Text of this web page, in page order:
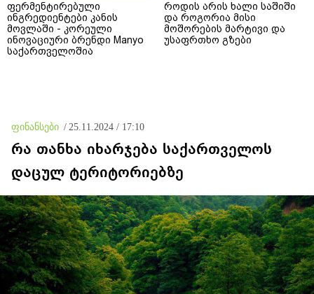
ფერმენტირებული
ინგრედიენტები კანის
მოვლაში - კორეული
ინოვაციური ბრენდი Manyo
საქართველოშია
როდის არის ხალი საშიში
და როგორია მისი
მოშორების მარტივი და
უსაფრთხო გზები
ფინანსები / 25.11.2024 / 17:10
რა თანხა იხარჯება საქართველოს
დაცულ ტერიტორიებზე